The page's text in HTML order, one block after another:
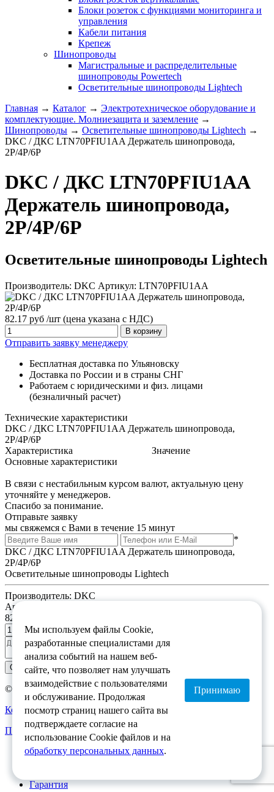
Блоки розеток с функциями мониторинга и
управления
Кабели питания
Крепеж
Шинопроводы
Магистральные и распределительные
шинопроводы Powertech
Осветительные шинопроводы Lightech
Главная → Каталог → Электротехническое оборудование и
комплектующие. Молниезащита и заземление →
Шинопроводы → Осветительные шинопроводы Lightech →
DKC / ДКС LTN70PFIU1AA Держатель шинопровода,
2P/4P/6P
DKC / ДКС LTN70PFIU1AA
Держатель шинопровода,
2P/4P/6P
Осветительные шинопроводы Lightech
Производитель: DKC Артикул: LTN70PFIU1AA
82.17 руб /шт (цена указана с НДС)
В корзину
Отправить заявку менеджеру
Бесплатная доставка по Ульяновску
Доставка по России и в страны СНГ
Работаем с юридическими и физ. лицами
(безналичный расчет)
Технические характеристики
DKC / ДКС LTN70PFIU1AA Держатель шинопровода,
2P/4P/6P
Характеристика
Значение
Основные характеристики
В связи с нестабильным курсом валют, актуальную цену
уточняйте у менеджеров.
Спасибо за понимание.
Отправьте заявку
мы свяжемся с Вами в течение 15 минут
*
DKC / ДКС LTN70PFIU1AA Держатель шинопровода,
2P/4P/6P
Осветительные шинопроводы Lightech
Производитель: DKC
Артикул:
82.1665/шт
шт
Отправить заявку
© 2026 provodov.ru
Контактная информация
Политика обработка персональных данных
Как купить
Гарантия
Мы используем файлы Cookie,
разработанные специалистами для
анализа событий на нашем веб-
сайте, что позволяет нам улучшать
взаимодействие с пользователями
и обслуживание. Продолжая
посмотр страниц нашего сайта вы
подтверждаете согласие на
использование Cookie файлов и на
обработку персональных данных.
Принимаю